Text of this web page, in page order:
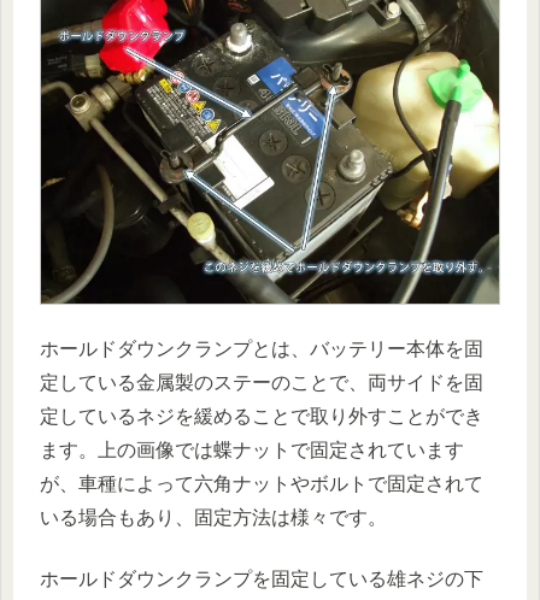
ホールドダウンクランプとは、バッテリー本体を固
定している金属製のステーのことで、両サイドを固
定しているネジを緩めることで取り外すことができ
ます。上の画像では蝶ナットで固定されています
が、車種によって六角ナットやボルトで固定されて
いる場合もあり、固定方法は様々です。
ホールドダウンクランプを固定している雄ネジの下